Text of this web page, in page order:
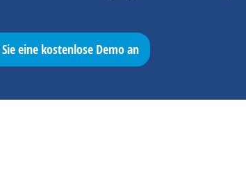
eine kostenlose Demo an